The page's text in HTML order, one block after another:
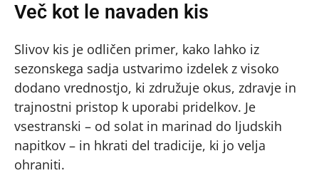
Več kot le navaden kis
Slivov kis je odličen primer, kako lahko iz
sezonskega sadja ustvarimo izdelek z visoko
dodano vrednostjo, ki združuje okus, zdravje in
trajnostni pristop k uporabi pridelkov. Je
vsestranski – od solat in marinad do ljudskih
napitkov – in hkrati del tradicije, ki jo velja
ohraniti.